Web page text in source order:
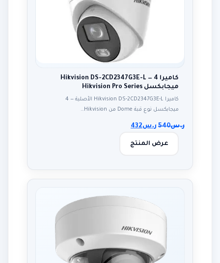
كاميرا Hikvision DS-2CD2347G3E-L — 4
ميجابكسل Hikvision Pro Series
كاميرا Hikvision DS-2CD2347G3E-L الأصلية — 4
ميجابكسل نوع قبة Dome من Hikvision…
ر.س540 ر.س432
عرض المنتج